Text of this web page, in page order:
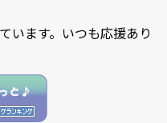
います。いつも応援あり